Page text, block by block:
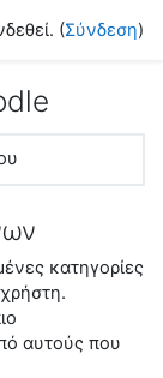
(Σύνδεση)
κατηγορίες
αυτούς που